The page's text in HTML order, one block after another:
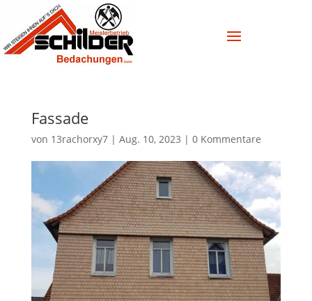
Fassade
von 13rachorxy7| Aug. 10, 2023 | 0 Kommentare